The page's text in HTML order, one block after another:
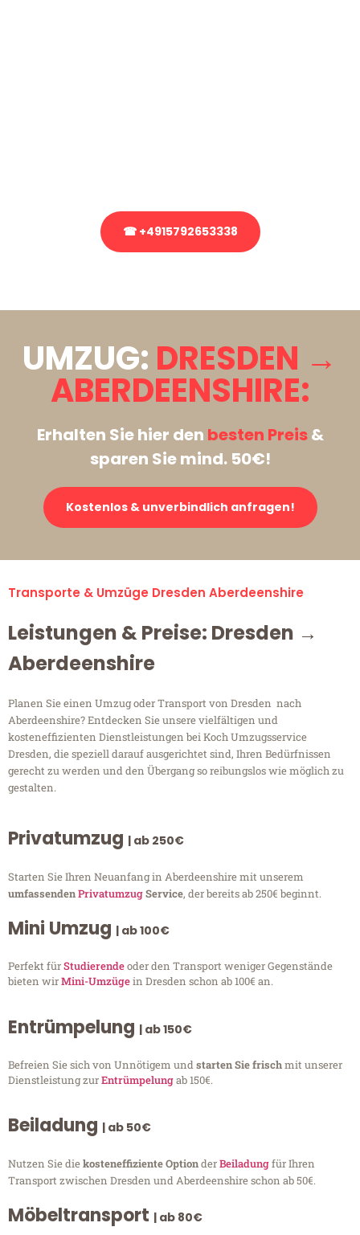
☎ +4915792653338
UMZUG: DRESDEN →
ABERDEENSHIRE:
Erhalten Sie hier den besten Preis&
sparen Sie mind. 50€!
Kostenlos & unverbindlich anfragen!
Transporte & Umzüge Dresden Aberdeenshire
Leistungen & Preise: Dresden →
Aberdeenshire
Planen Sie einen Umzug oder Transport von Dresden nach
Aberdeenshire? Entdecken Sie unsere vielfältigen und
kosteneffizienten Dienstleistungen bei Koch Umzugsservice
Dresden, die speziell darauf ausgerichtet sind, Ihren Bedürfnissen
gerecht zu werden und den Übergang so reibungslos wie möglich zu
gestalten.
Privatumzug | ab 250€
Starten Sie Ihren Neuanfang in Aberdeenshire mit unserem
umfassendenPrivatumzugService, der bereits ab 250€ beginnt.
Mini Umzug | ab 100€
Perfekt fürStudierendeoder den Transport weniger Gegenstände
bieten wirMini-Umzügein Dresden schon ab 100€ an.
Entrümpelung | ab 150€
Befreien Sie sich von Unnötigem undstarten Sie frischmit unserer
Dienstleistung zurEntrümpelungab 150€.
Beiladung | ab 50€
Nutzen Sie diekosteneffiziente OptionderBeiladungfür Ihren
Transport zwischen Dresden und Aberdeenshire schon ab 50€.
Möbeltransport | ab 80€